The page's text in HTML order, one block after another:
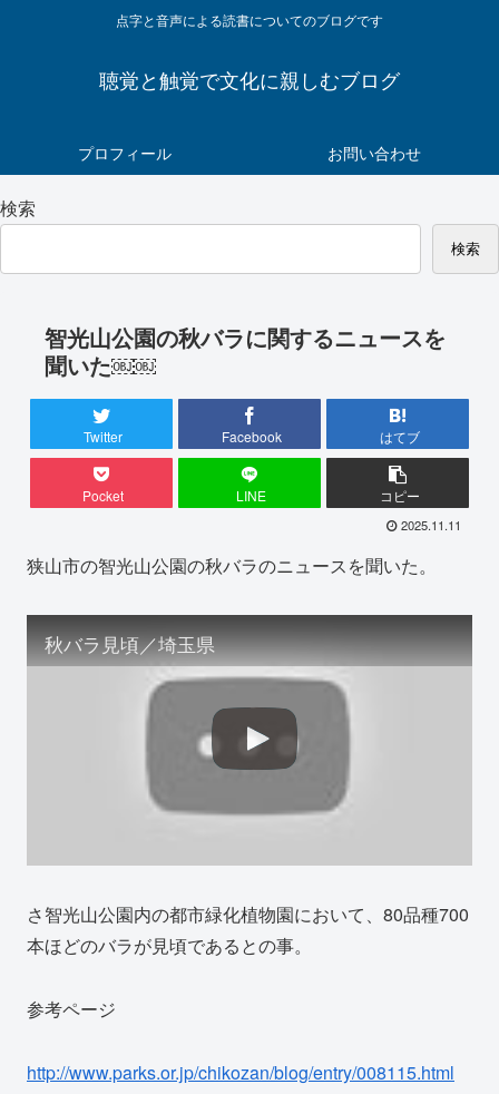
点字と音声による読書についてのブログです
聴覚と触覚で文化に親しむブログ
プロフィール お問い合わせ
検索
検索
智光山公園の秋バラに関するニュースを
聞いた￼￼
Twitter Facebook はてブ
Pocket LINE コピー
2025.11.11
狭山市の智光山公園の秋バラのニュースを聞いた。
秋バラ見頃／埼玉県
さ智光山公園内の都市緑化植物園において、80品種700
本ほどのバラが見頃であるとの事。
参考ページ
http://www.parks.or.jp/chikozan/blog/entry/008115.html